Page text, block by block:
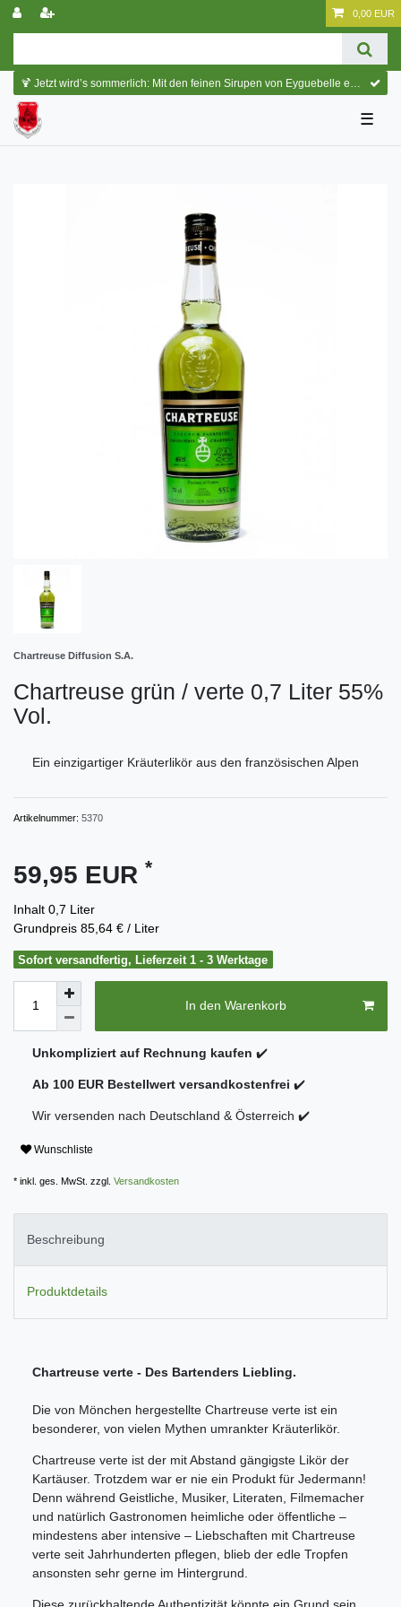
0,00 EUR
🍹 Jetzt wird’s sommerlich: Mit den feinen Sirupen von Eyguebelle entstehen erfrischende Cocktails und köstliche Sommerdrinks.
☰
Chartreuse Diffusion S.A.
Chartreuse grün / verte 0,7 Liter 55%
Vol.
Ein einzigartiger Kräuterlikör aus den französischen Alpen
Artikelnummer: 5370
59,95 EUR *
Inhalt 0,7 Liter
Grundpreis 85,64 € / Liter
Sofort versandfertig, Lieferzeit 1 - 3 Werktage
In den Warenkorb
Unkompliziert auf Rechnung kaufen ✔️
Ab 100 EUR Bestellwert versandkostenfrei ✔️
Wir versenden nach Deutschland & Österreich ✔️
Wunschliste
* inkl. ges. MwSt. zzgl. Versandkosten
Beschreibung
Produktdetails
Chartreuse verte - Des Bartenders Liebling.
Die von Mönchen hergestellte Chartreuse verte ist ein
besonderer, von vielen Mythen umrankter Kräuterlikör.
Chartreuse verte ist der mit Abstand gängigste Likör der
Kartäuser. Trotzdem war er nie ein Produkt für Jedermann!
Denn während Geistliche, Musiker, Literaten, Filmemacher
und natürlich Gastronomen heimliche oder öffentliche –
mindestens aber intensive – Liebschaften mit Chartreuse
verte seit Jahrhunderten pflegen, blieb der edle Tropfen
ansonsten sehr gerne im Hintergrund.
Diese zurückhaltende Authentizität könnte ein Grund sein,